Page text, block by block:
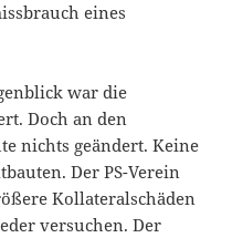
eines
war die
Doch an den
nichts geändert. Keine
Der PS-Verein
Kollateralschäden
versuchen. Der